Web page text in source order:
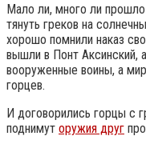
Мало ли, много ли
тянуть греков на
хорошо помнили наказ
вышли в Понт Аксинский,
вооруженные воины, а
горцев.
И договорились горцы с
поднимут оружия друг